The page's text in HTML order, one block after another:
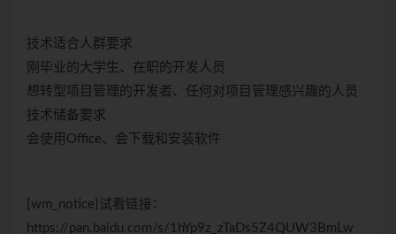
技术适合人群要求
刚毕业的大学生、在职的开发人员
想转型项目管理的开发者、任何对项目管理感兴趣的人员
技术储备要求
会使用Office、会下载和安装软件
[wm_notice]试看链接：
https://pan.baidu.com/s/1hYp9z_zTaDs5Z4QUW3BmLw